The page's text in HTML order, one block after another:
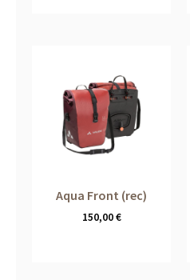
Aqua Front (rec)
150,00€